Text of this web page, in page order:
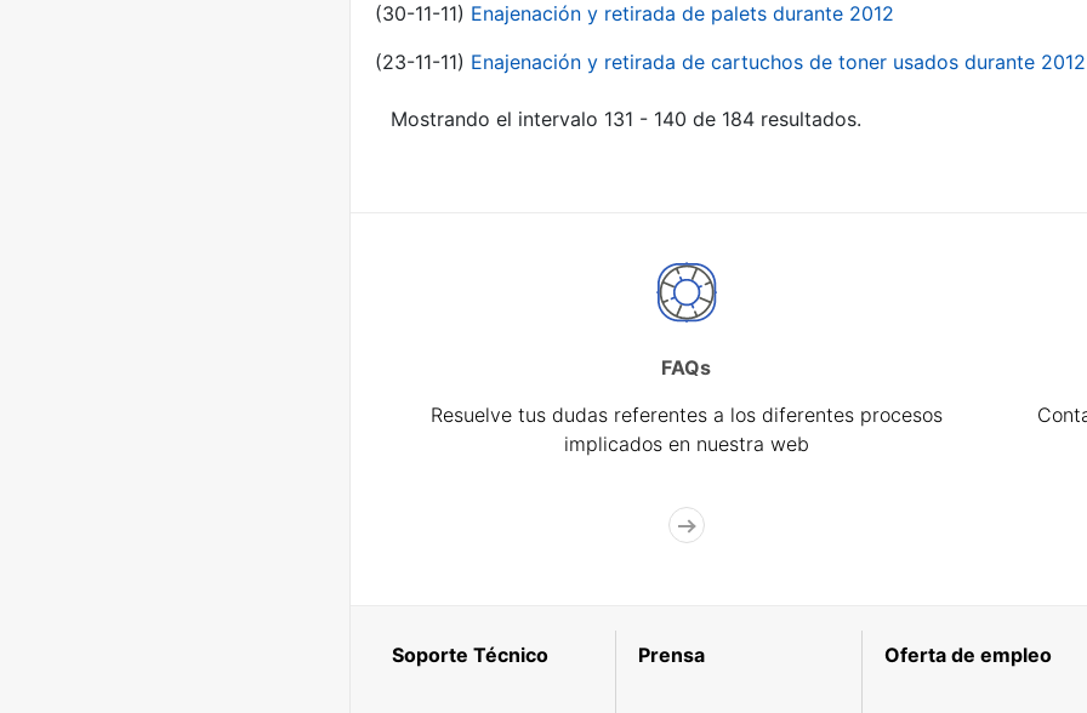
(30-11-11) Enajenación y retirada de palets durante 2012
(23-11-11) Enajenación y retirada de cartuchos de toner usados durante 2012
Mostrando el intervalo 131 - 140 de 184 resultados.
FAQs
Resuelve tus dudas referentes a los diferentes procesos
implicados en nuestra web
Soporte Técnico Prensa Oferta de empleo